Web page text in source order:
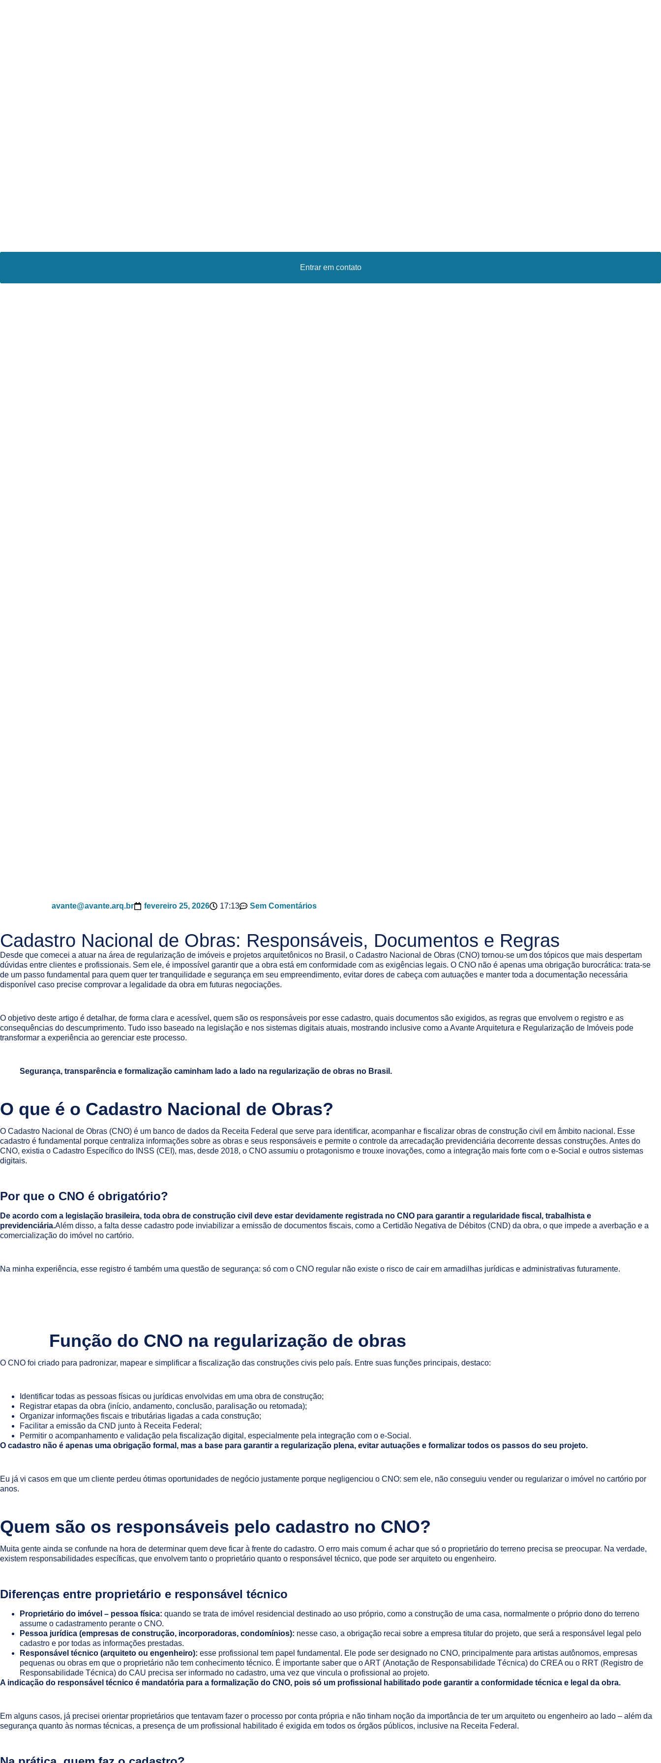
Entrar em contato
avante@avante.arq.br fevereiro 25, 2026 17:13 Sem Comentários
Cadastro Nacional de Obras: Responsáveis, Documentos e Regras
Desde que comecei a atuar na área de regularização de imóveis e projetos arquitetônicos no Brasil, o Cadastro Nacional de Obras (CNO) tornou-se um dos tópicos que mais despertam
dúvidas entre clientes e profissionais. Sem ele, é impossível garantir que a obra está em conformidade com as exigências legais. O CNO não é apenas uma obrigação burocrática: trata-se
de um passo fundamental para quem quer ter tranquilidade e segurança em seu empreendimento, evitar dores de cabeça com autuações e manter toda a documentação necessária
disponível caso precise comprovar a legalidade da obra em futuras negociações.
O objetivo deste artigo é detalhar, de forma clara e acessível, quem são os responsáveis por esse cadastro, quais documentos são exigidos, as regras que envolvem o registro e as
consequências do descumprimento. Tudo isso baseado na legislação e nos sistemas digitais atuais, mostrando inclusive como a Avante Arquitetura e Regularização de Imóveis pode
transformar a experiência ao gerenciar este processo.
Segurança, transparência e formalização caminham lado a lado na regularização de obras no Brasil.
O que é o Cadastro Nacional de Obras?
O Cadastro Nacional de Obras (CNO) é um banco de dados da Receita Federal que serve para identificar, acompanhar e fiscalizar obras de construção civil em âmbito nacional. Esse
cadastro é fundamental porque centraliza informações sobre as obras e seus responsáveis e permite o controle da arrecadação previdenciária decorrente dessas construções. Antes do
CNO, existia o Cadastro Específico do INSS (CEI), mas, desde 2018, o CNO assumiu o protagonismo e trouxe inovações, como a integração mais forte com o e-Social e outros sistemas
digitais.
Por que o CNO é obrigatório?
De acordo com a legislação brasileira, toda obra de construção civil deve estar devidamente registrada no CNO para garantir a regularidade fiscal, trabalhista e
previdenciária.Além disso, a falta desse cadastro pode inviabilizar a emissão de documentos fiscais, como a Certidão Negativa de Débitos (CND) da obra, o que impede a averbação e a
comercialização do imóvel no cartório.
Na minha experiência, esse registro é também uma questão de segurança: só com o CNO regular não existe o risco de cair em armadilhas jurídicas e administrativas futuramente.
Função do CNO na regularização de obras
O CNO foi criado para padronizar, mapear e simplificar a fiscalização das construções civis pelo país. Entre suas funções principais, destaco:
Identificar todas as pessoas físicas ou jurídicas envolvidas em uma obra de construção;
Registrar etapas da obra (início, andamento, conclusão, paralisação ou retomada);
Organizar informações fiscais e tributárias ligadas a cada construção;
Facilitar a emissão da CND junto à Receita Federal;
Permitir o acompanhamento e validação pela fiscalização digital, especialmente pela integração com o e-Social.
O cadastro não é apenas uma obrigação formal, mas a base para garantir a regularização plena, evitar autuações e formalizar todos os passos do seu projeto.
Eu já vi casos em que um cliente perdeu ótimas oportunidades de negócio justamente porque negligenciou o CNO: sem ele, não conseguiu vender ou regularizar o imóvel no cartório por
anos.
Quem são os responsáveis pelo cadastro no CNO?
Muita gente ainda se confunde na hora de determinar quem deve ficar à frente do cadastro. O erro mais comum é achar que só o proprietário do terreno precisa se preocupar. Na verdade,
existem responsabilidades específicas, que envolvem tanto o proprietário quanto o responsável técnico, que pode ser arquiteto ou engenheiro.
Diferenças entre proprietário e responsável técnico
Proprietário do imóvel – pessoa física: quando se trata de imóvel residencial destinado ao uso próprio, como a construção de uma casa, normalmente o próprio dono do terreno
assume o cadastramento perante o CNO.
Pessoa jurídica (empresas de construção, incorporadoras, condomínios): nesse caso, a obrigação recai sobre a empresa titular do projeto, que será a responsável legal pelo
cadastro e por todas as informações prestadas.
Responsável técnico (arquiteto ou engenheiro): esse profissional tem papel fundamental. Ele pode ser designado no CNO, principalmente para artistas autônomos, empresas
pequenas ou obras em que o proprietário não tem conhecimento técnico. É importante saber que o ART (Anotação de Responsabilidade Técnica) do CREA ou o RRT (Registro de
Responsabilidade Técnica) do CAU precisa ser informado no cadastro, uma vez que vincula o profissional ao projeto.
A indicação do responsável técnico é mandatória para a formalização do CNO, pois só um profissional habilitado pode garantir a conformidade técnica e legal da obra.
Em alguns casos, já precisei orientar proprietários que tentavam fazer o processo por conta própria e não tinham noção da importância de ter um arquiteto ou engenheiro ao lado – além da
segurança quanto às normas técnicas, a presença de um profissional habilitado é exigida em todos os órgãos públicos, inclusive na Receita Federal.